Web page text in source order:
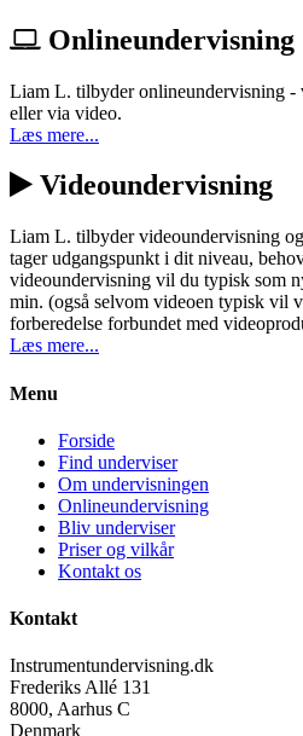
Onlineundervisning
Liam L. tilbyder onlineundervisning -
eller via video.
Læs mere...
Videoundervisning
Liam L. tilbyder videoundervisning
tager udgangspunkt i dit niveau,
videoundervisning vil du typisk som
min. (også selvom videoen typisk vil
forberedelse forbundet med
Læs mere...
Menu
Forside
Find underviser
Om undervisningen
Onlineundervisning
Bliv underviser
Priser og vilkår
Kontakt os
Kontakt
Instrumentundervisning.dk
Frederiks Allé 131
8000, Aarhus C
Denmark